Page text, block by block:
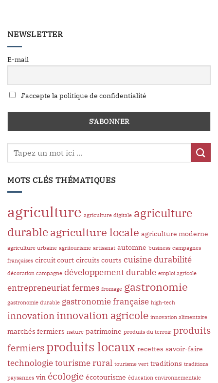
NEWSLETTER
E-mail
J'accepte la politique de confidentialité
MOTS CLÉS THÉMATIQUES
agriculture agriculture digitale agriculture
durableagriculture locale agriculture moderne
agriculture urbaine agritourisme artisanat automne business campagnes
françaises circuit court circuits courts cuisinedurabilité
décoration campagne développement durable emploi agricole
entrepreneuriatfermes fromage gastronomie
gastronomie durable gastronomie française high-tech
innovation innovation agricole innovation alimentaire
marchés fermiers nature patrimoine produits du terroir produits
fermiers produits locaux recettes savoir-faire
technologietourisme rural tourisme vert traditions traditions
paysannes vin écologie écotourisme éducation environnementale